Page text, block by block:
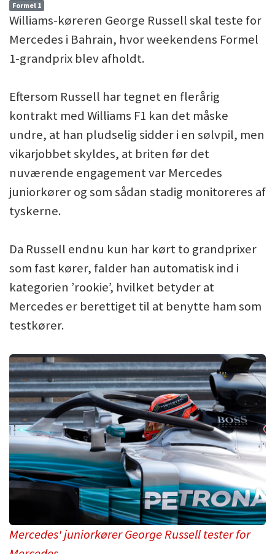
Formel 1
Williams-køreren George Russell skal teste for
Mercedes i Bahrain, hvor weekendens Formel
1-grandprix blev afholdt.
Eftersom Russell har tegnet en flerårig
kontrakt med Williams F1 kan det måske
undre, at han pludselig sidder i en sølvpil, men
vikarjobbet skyldes, at briten før det
nuværende engagement var Mercedes
juniorkører og som sådan stadig monitoreres af
tyskerne.
Da Russell endnu kun har kørt to grandprixer
som fast kører, falder han automatisk ind i
kategorien ’rookie’, hvilket betyder at
Mercedes er berettiget til at benytte ham som
testkører.
Mercedes' juniorkører George Russell tester for